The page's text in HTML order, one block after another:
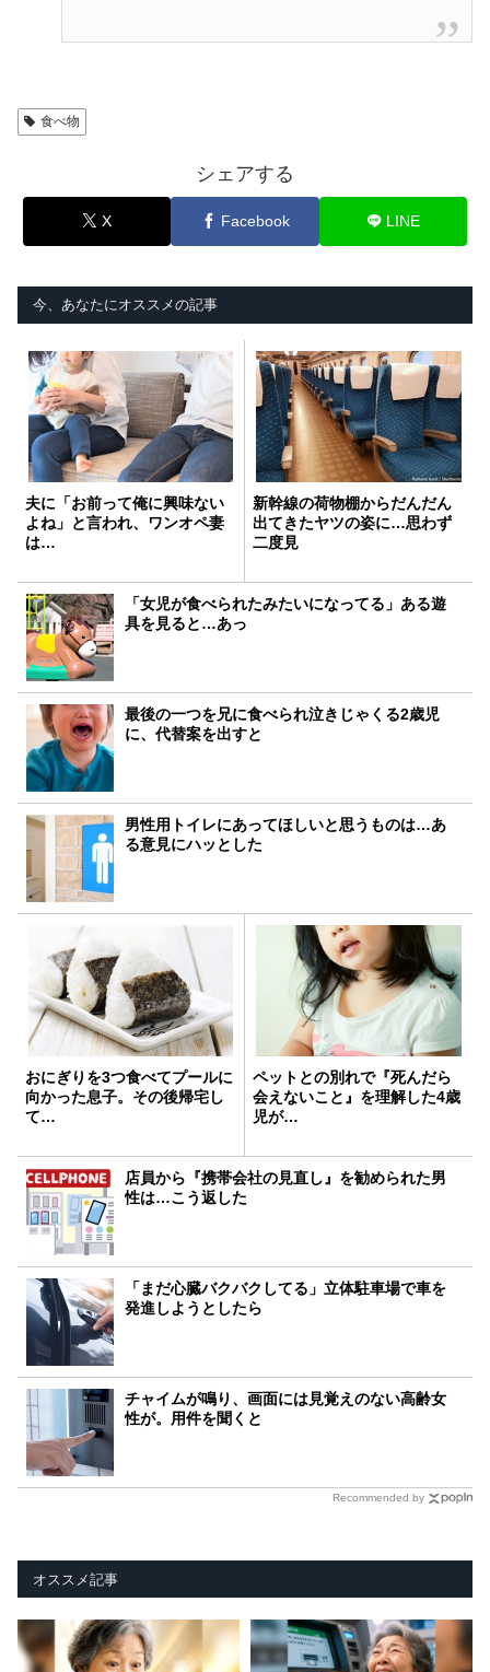
食べ物
シェアする
X Facebook LINE
今、あなたにオススメの記事
夫に「お前って俺に興味ない
よね」と言われ、ワンオペ妻
は…
新幹線の荷物棚からだんだん
出てきたヤツの姿に…思わず
二度見
「女児が食べられたみたいになってる」ある遊
具を見ると…あっ
最後の一つを兄に食べられ泣きじゃくる2歳児
に、代替案を出すと
男性用トイレにあってほしいと思うものは…あ
る意見にハッとした
おにぎりを3つ食べてプールに
向かった息子。その後帰宅し
て…
ペットとの別れで『死んだら
会えないこと』を理解した4歳
児が…
店員から『携帯会社の見直し』を勧められた男
性は…こう返した
「まだ心臓バクバクしてる」立体駐車場で車を
発進しようとしたら
チャイムが鳴り、画面には見覚えのない高齢女
性が。用件を聞くと
Recommended by
オススメ記事